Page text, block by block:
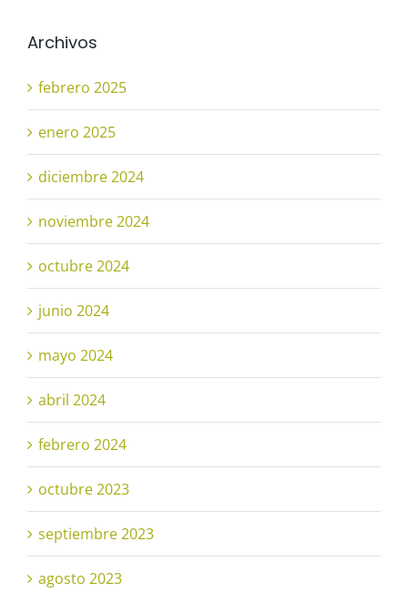
Archivos
febrero 2025
enero 2025
diciembre 2024
noviembre 2024
octubre 2024
junio 2024
mayo 2024
abril 2024
febrero 2024
octubre 2023
septiembre 2023
agosto 2023